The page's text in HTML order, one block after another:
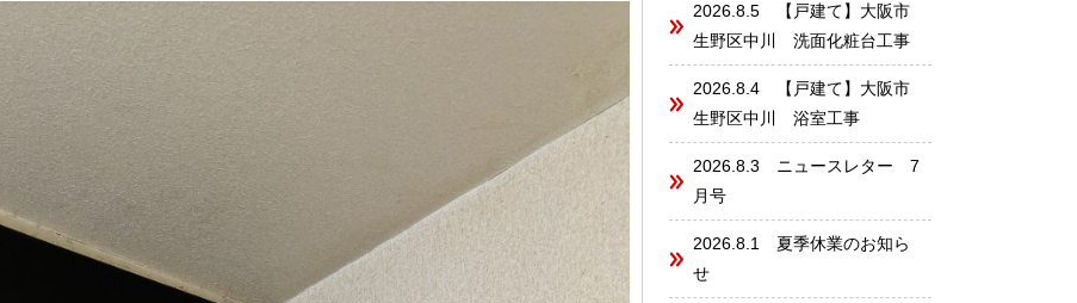
2026.8.5 【戸建て】大阪市
生野区中川 洗面化粧台工事
2026.8.4 【戸建て】大阪市
生野区中川 浴室工事
2026.8.3 ニュースレター 7
月号
2026.8.1 夏季休業のお知ら
せ